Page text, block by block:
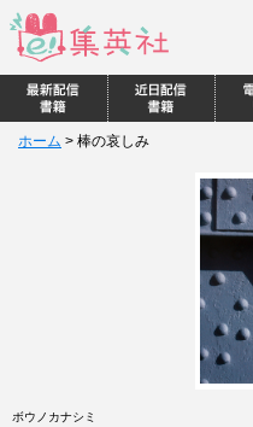
ホーム > 棒の哀しみ
ボウノカナシミ